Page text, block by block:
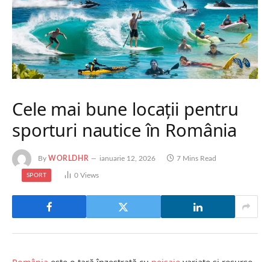
Cele mai bune locații pentru
sporturi nautice în România
By WORLDHR ianuarie 12, 2026 7 Mins Read
SPORT 0 Views